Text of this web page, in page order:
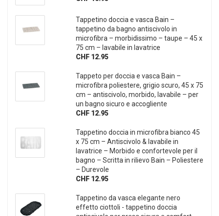
Tappetino doccia e vasca Bain –
tappetino da bagno antiscivolo in
microfibra – morbidissimo – taupe – 45 x
75 cm – lavabile in lavatrice
CHF 12.95
Tappeto per doccia e vasca Bain –
microfibra poliestere, grigio scuro, 45 x 75
cm – antiscivolo, morbido, lavabile – per
un bagno sicuro e accogliente
CHF 12.95
Tappetino doccia in microfibra bianco 45
x 75 cm – Antiscivolo & lavabile in
lavatrice – Morbido e confortevole per il
bagno – Scritta in rilievo Bain – Poliestere
– Durevole
CHF 12.95
Tappetino da vasca elegante nero
effetto ciottoli - tappetino doccia